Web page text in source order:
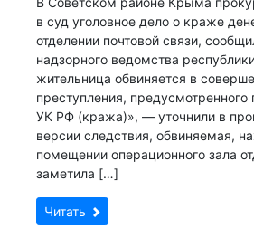
в суд уголовное дело о краже
отделении почтовой связи,
надзорного ведомства
жительница обвиняется в
преступления, предусмотренного
УК РФ (кража)», — уточнили в
версии следствия, обвиняемая,
помещении операционного зала
заметила […]
Читать